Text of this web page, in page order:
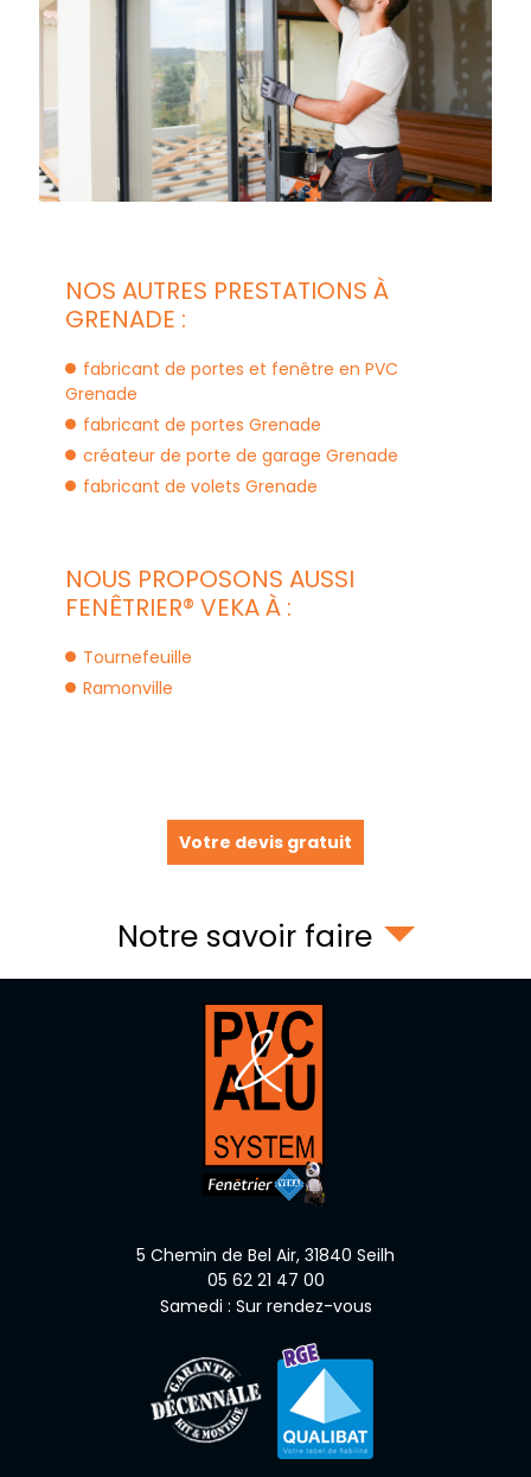
NOS AUTRES PRESTATIONS À
GRENADE :
fabricant de portes et fenêtre en PVC
Grenade
fabricant de portes Grenade
créateur de porte de garage Grenade
fabricant de volets Grenade
NOUS PROPOSONS AUSSI
FENÊTRIER® VEKA À :
Tournefeuille
Ramonville
Votre devis gratuit
Notre savoir faire
5 Chemin de Bel Air, 31840 Seilh
05 62 21 47 00
Samedi : Sur rendez-vous